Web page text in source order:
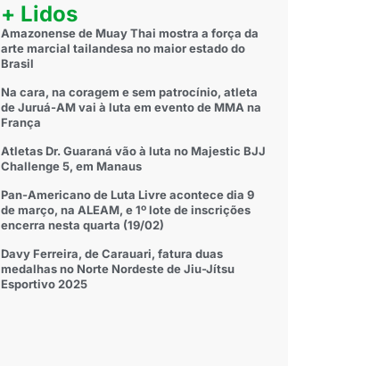
+ Lidos
Amazonense de Muay Thai mostra a força da
arte marcial tailandesa no maior estado do
Brasil
Na cara, na coragem e sem patrocínio, atleta
de Juruá-AM vai à luta em evento de MMA na
França
Atletas Dr. Guaraná vão à luta no Majestic BJJ
Challenge 5, em Manaus
Pan-Americano de Luta Livre acontece dia 9
de março, na ALEAM, e 1º lote de inscrições
encerra nesta quarta (19/02)
Davy Ferreira, de Carauari, fatura duas
medalhas no Norte Nordeste de Jiu-Jítsu
Esportivo 2025